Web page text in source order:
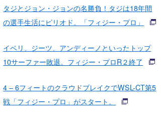
タジとジョン・ジョンの名勝負！タジは18年間
の選手生活にピリオド。「フィジー・プロ」
イベリ、ジーツ、アンディーノといったトップ
10サーファー敗退。フィジー・プロR２終了
4 – 6フィートのクラウドブレイクでWSL-CT第5
戦「フィジー・プロ」がスタート。